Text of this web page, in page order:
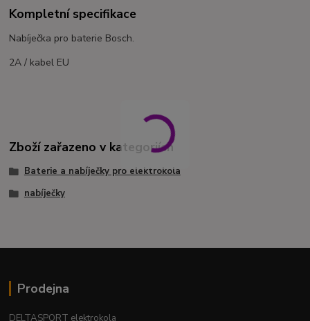
Kompletní specifikace
Nabíječka pro baterie Bosch.
2A / kabel EU
Zboží zařazeno v kategoriích
Baterie a nabíječky pro elektrokola
nabíječky
Prodejna
DELTASPORT elektrokola